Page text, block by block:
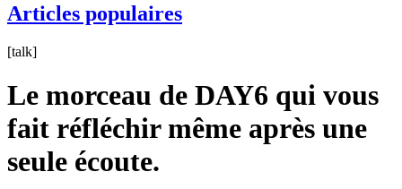
Articles populaires
[talk]
Le morceau de DAY6 qui vous
fait réfléchir même après une
seule écoute.